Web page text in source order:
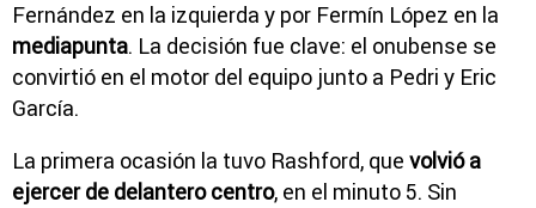
Fernández en la izquierda y por Fermín López en la
mediapunta. La decisión fue clave: el onubense se
convirtió en el motor del equipo junto a Pedri y Eric
García.
La primera ocasión la tuvo Rashford, que volvió a
ejercer de delantero centro, en el minuto 5. Sin